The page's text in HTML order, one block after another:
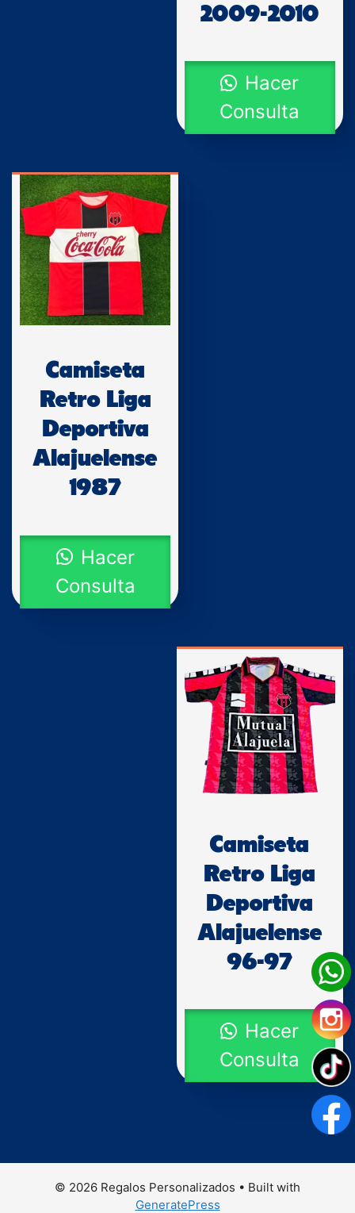
2009-2010
Hacer
Consulta
Camiseta
Retro Liga
Deportiva
Alajuelense
1987
Hacer
Consulta
Camiseta
Retro Liga
Deportiva
Alajuelense
96-97
Hacer
Consulta
© 2026 Regalos Personalizados • Built with
GeneratePress